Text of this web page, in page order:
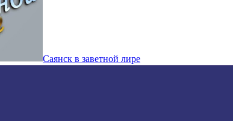
Саянск в заветной лире